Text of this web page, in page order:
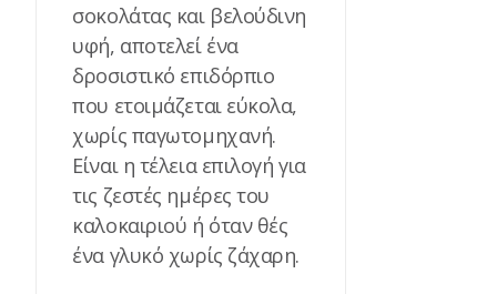
σοκολάτας και βελούδινη
υφή, αποτελεί ένα
δροσιστικό επιδόρπιο
που ετοιμάζεται εύκολα,
χωρίς παγωτομηχανή.
Είναι η τέλεια επιλογή για
τις ζεστές ημέρες του
καλοκαιριού ή όταν θές
ένα γλυκό χωρίς ζάχαρη.